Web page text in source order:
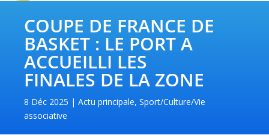
COUPE DE FRANCE DE
BASKET : LE PORT A
ACCUEILLI LES
FINALES DE LA ZONE
8 Déc 2025 Actu principale,Sport/Culture/Vie
associative